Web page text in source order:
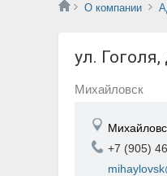
О компании
ул. Гоголя,
Михайловск
+7 (905)